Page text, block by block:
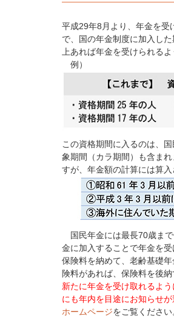
平成29年8月より、年金を受
で、国の年金制度に加入し
上あれば年金を受けられるよ
例）
この資格期間に入るのは、
象期間（カラ期間）も含ま
すが、年金額の計算には算入
国民年金には最長70歳ま
金に加入することで年金を
保険料を納めて、老齢基礎
険料があれば、保険料を後納
新たに年金を受け取れるよ
にも年内を目途にお知らせが
ホームページをご覧ください